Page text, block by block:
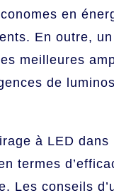
en
En outre,
meilleures
de
à LED
termes
Les conseils